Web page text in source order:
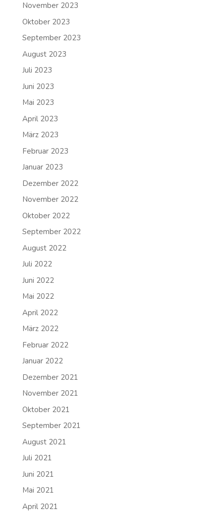
November 2023
Oktober 2023
September 2023
August 2023
Juli 2023
Juni 2023
Mai 2023
April 2023
März 2023
Februar 2023
Januar 2023
Dezember 2022
November 2022
Oktober 2022
September 2022
August 2022
Juli 2022
Juni 2022
Mai 2022
April 2022
März 2022
Februar 2022
Januar 2022
Dezember 2021
November 2021
Oktober 2021
September 2021
August 2021
Juli 2021
Juni 2021
Mai 2021
April 2021